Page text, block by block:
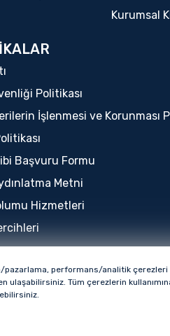
Kurumsal
Politikası
İşlenmesi ve Korunması
Başvuru Formu
Metni
Hizmetleri
sitenin tüm hakları QUA
performans/analitik
ulaşabilirsiniz. Tüm çerezlerin